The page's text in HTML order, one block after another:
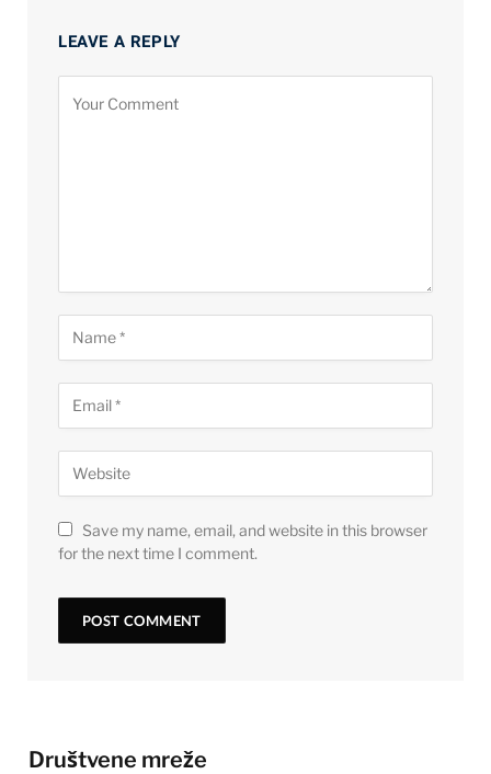
LEAVE A REPLY
Save my name, email, and website in this browser
for the next time I comment.
Društvene mreže